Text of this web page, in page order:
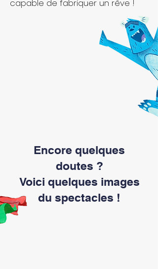
capable de fabriquer un rêve !
Encore quelques
doutes ?
Voici quelques images
du spectacles !